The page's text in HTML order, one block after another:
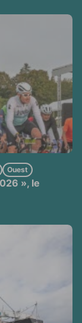
», le
Ouest